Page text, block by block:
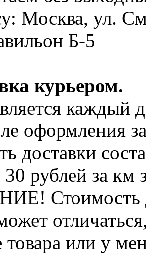
Москва, ул.
Б-5
курьером.
каждый
оформления
доставки
рублей за км
Стоимость
товара или у